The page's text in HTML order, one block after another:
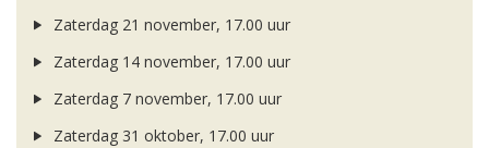
Zaterdag 21 november, 17.00 uur
Zaterdag 14 november, 17.00 uur
Zaterdag 7 november, 17.00 uur
Zaterdag 31 oktober, 17.00 uur